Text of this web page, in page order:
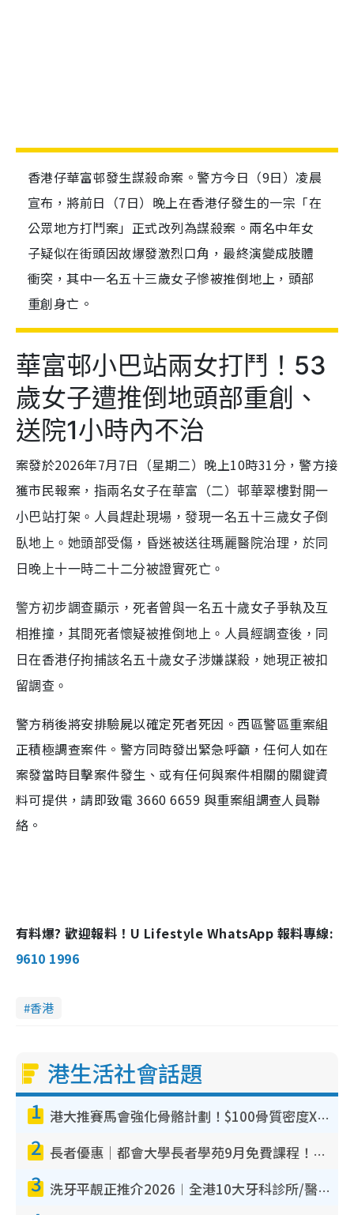
香港仔華富邨發生謀殺命案。警方今日（9日）凌晨
宣布，將前日（7日）晚上在香港仔發生的一宗「在
公眾地方打鬥案」正式改列為謀殺案。兩名中年女
子疑似在街頭因故爆發激烈口角，最終演變成肢體
衝突，其中一名五十三歲女子慘被推倒地上，頭部
重創身亡。
華富邨小巴站兩女打鬥！53
歲女子遭推倒地頭部重創、
送院1小時內不治
案發於2026年7月7日（星期二）晚上10時31分，警方接
獲市民報案， 指兩名女子在華富（二）邨華翠樓對開一
小巴站打架。人員趕赴現場，發現一名五十三歲女子倒
臥地上。她頭部受傷，昏迷被送往瑪麗醫院治理，於同
日晚上十一時二十二分被證實死亡。
警方初步調查顯示，死者曾與一名五十歲女子爭執及互
相推撞，其間死者懷疑被推倒地上。人員經調查後，同
日在香港仔拘捕該名五十歲女子涉嫌謀殺，她現正被扣
留調查。
警方稍後將安排驗屍以確定死者死因。西區警區重案組
正積極調查案件。警方同時發出緊急呼籲，任何人如在
案發當時目擊案件發生、或有任何與案件相關的關鍵資
料可提供，請即致電 3660 6659 與重案組調查人員聯
絡。
有料爆? 歡迎報料！U Lifestyle WhatsApp 報料專線:
9610 1996
香港
港生活社會話題
1 港大推賽馬會強化骨骼計劃！$100骨質密度X光檢查 完成免費運動訓練送超市禮券！附參加資格
2 長者優惠｜都會大學長者學苑9月免費課程！多媒體/微電影創作/網絡安全 附報名方法教學
3 洗牙平靚正推介2026︱全港10大牙科診所/醫院懶人包 夜診至8點/鎮靜潔牙/醫療券適用